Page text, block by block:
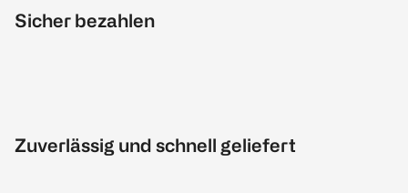
Sicher bezahlen
Zuverlässig und schnell geliefert